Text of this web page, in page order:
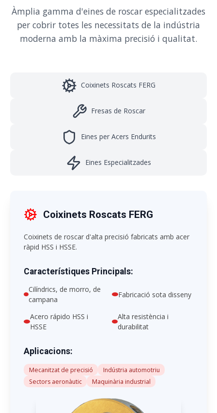
Àmplia gamma d'eines de roscar especialitzades
per cobrir totes les necessitats de la indústria
moderna amb la màxima precisió i qualitat.
Coixinets Roscats FERG
Fresas de Roscar
Eines per Acers Endurits
Eines Especialitzades
Coixinets Roscats FERG
Coixinets de roscar d'alta precisió fabricats amb acer
ràpid HSS i HSSE.
Característiques Principals:
Cilíndrics, de morro, de
campana
Fabricació sota disseny
Acero rápido HSS i
HSSE
Alta resistència i
durabilitat
Aplicacions:
Mecanitzat de precisió
Indústria automotriu
Sectors aeronàutic
Maquinària industrial